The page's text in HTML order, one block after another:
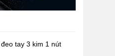
tay 3 kim 1 nút